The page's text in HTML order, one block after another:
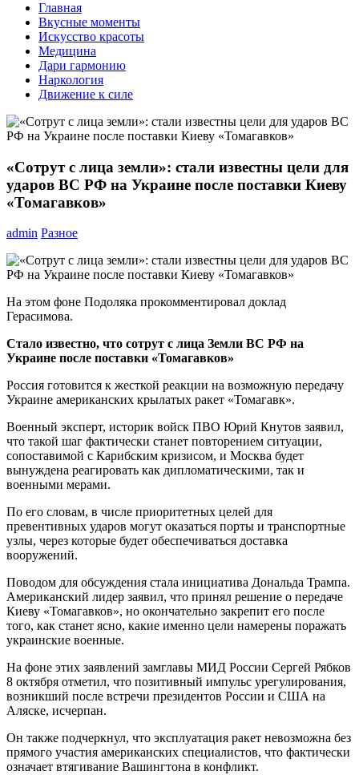
Главная
Вкусные моменты
Искусство красоты
Медицина
Дари гармонию
Наркология
Движение к силе
«Сотрут с лица земли»: стали известны цели для
ударов ВС РФ на Украине после поставки Киеву
«Томагавков»
admin Разное
На этом фоне Подоляка прокомментировал доклад
Герасимова.
Стало известно, что сотрут с лица Земли ВС РФ на
Украине после поставки «Томагавков»
Россия готовится к жесткой реакции на возможную передачу
Украине американских крылатых ракет «Томагавк».
Военный эксперт, историк войск ПВО Юрий Кнутов заявил,
что такой шаг фактически станет повторением ситуации,
сопоставимой с Карибским кризисом, и Москва будет
вынуждена реагировать как дипломатическими, так и
военными мерами.
По его словам, в числе приоритетных целей для
превентивных ударов могут оказаться порты и транспортные
узлы, через которые будет обеспечиваться доставка
вооружений.
Поводом для обсуждения стала инициатива Дональда Трампа.
Американский лидер заявил, что принял решение о передаче
Киеву «Томагавков», но окончательно закрепит его после
того, как станет ясно, какие именно цели намерены поражать
украинские военные.
На фоне этих заявлений замглавы МИД России Сергей Рябков
8 октября отметил, что позитивный импульс урегулирования,
возникший после встречи президентов России и США на
Аляске, исчерпан.
Он также подчеркнул, что эксплуатация ракет невозможна без
прямого участия американских специалистов, что фактически
означает втягивание Вашингтона в конфликт.